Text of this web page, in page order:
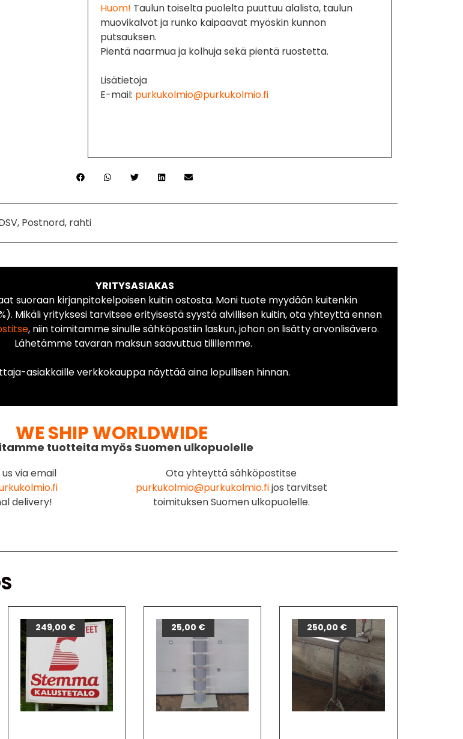
Huom! Taulun toiselta puolelta puuttuu alalista, taulun
muovikalvot ja runko kaipaavat myöskin kunnon
putsauksen.
Pientä naarmua ja kolhuja sekä pientä ruostetta.
Lisätietoja
E-mail: purkukolmio@purkukolmio.fi
Postnord, rahti
YRITYSASIAKAS
suoraan kirjanpitokelpoisen kuitin ostosta. Moni tuote myydään kuitenkin
Mikäli yrityksesi tarvitsee erityisestä syystä alvillisen kuitin, ota yhteyttä ennen
, niin toimitamme sinulle sähköpostiin laskun, johon on lisätty arvonlisävero.
Lähetämme tavaran maksun saavuttua tilillemme.
asiakkaille verkkokauppa näyttää aina lopullisen hinnan.
WE SHIP WORLDWIDE
tuotteita myös Suomen ulkopuolelle
via email
delivery!
Ota yhteyttä sähköpostitse
purkukolmio@purkukolmio.fijos tarvitset
toimituksen Suomen ulkopuolelle.
249,00 € 25,00 € 250,00 €